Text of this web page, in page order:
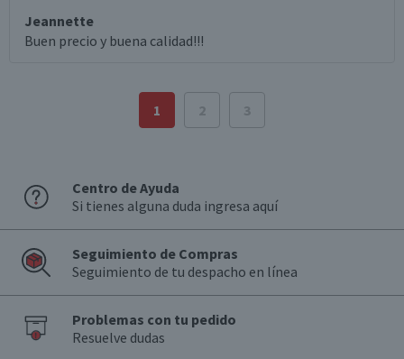
Jeannette
Buen precio y buena calidad!!!
1 2 3
Centro de Ayuda
Si tienes alguna duda ingresa aquí
Seguimiento de Compras
Seguimiento de tu despacho en línea
Problemas con tu pedido
Resuelve dudas